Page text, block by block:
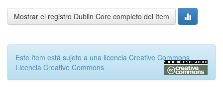
Mostrar el registro Dublin Core completo del ítem
Este ítem está sujeto a una licencia Creative Commons
Licencia Creative Commons